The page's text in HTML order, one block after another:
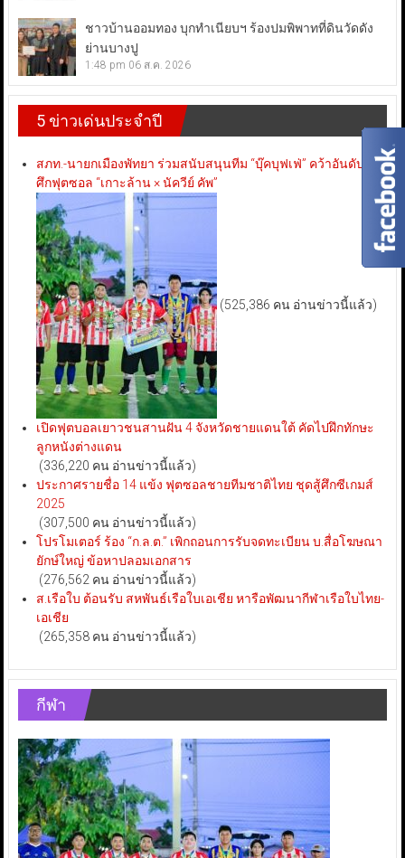
ชาวบ้านออมทอง บุกทำเนียบฯ ร้องปมพิพาทที่ดินวัดดัง
ย่านบางปู
1:48 pm 06 ส.ค. 2026
5 ข่าวเด่นประจำปี
สภท.-นายกเมืองพัทยา ร่วมสนับสนุนทีม “บุ๊คบุฟเฟ่” คว้าอันดับ 3
ศึกฟุตซอล “เกาะล้าน × นัควีย์ คัพ”
(525,386 คน อ่านข่าวนี้แล้ว)
เปิดฟุตบอลเยาวชนสานฝัน 4 จังหวัดชายแดนใต้ คัดไปฝึกทักษะ
ลูกหนังต่างแดน
(336,220 คน อ่านข่าวนี้แล้ว)
ประกาศรายชื่อ 14 แข้ง ฟุตซอลชายทีมชาติไทย ชุดสู้ศึกซีเกมส์
2025
(307,500 คน อ่านข่าวนี้แล้ว)
โปรโมเตอร์ ร้อง “ก.ล.ต.” เพิกถอนการรับจดทะเบียน บ.สื่อโฆษณา
ยักษ์ใหญ่ ข้อหาปลอมเอกสาร
(276,562 คน อ่านข่าวนี้แล้ว)
ส.เรือใบ ต้อนรับ สหพันธ์เรือใบเอเชีย หารือพัฒนากีฬาเรือใบไทย-
เอเชีย
(265,358 คน อ่านข่าวนี้แล้ว)
กีฬา